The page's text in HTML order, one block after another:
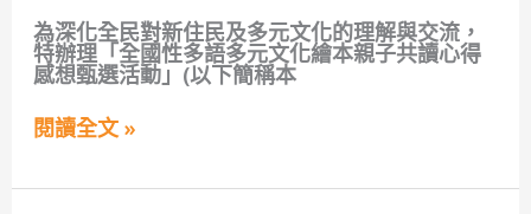
為深化全民對新住民及多元文化的理解與交流，
特辦理「全國性多語多元文化繪本親子共讀心得
感想甄選活動」(以下簡稱本
知
【115
年
全
性
多
多
閱讀全文 »